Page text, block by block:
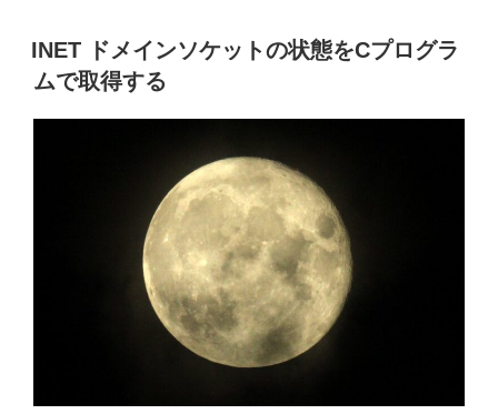
INET ドメインソケットの状態をCプログラ
ムで取得する